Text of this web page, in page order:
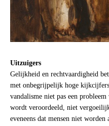
Uitzuigers
Gelijkheid en rechtvaardigheid
met onbegrijpelijk hoge
vandalisme niet pas een
wordt veroordeeld, niet
eveneens dat mensen niet